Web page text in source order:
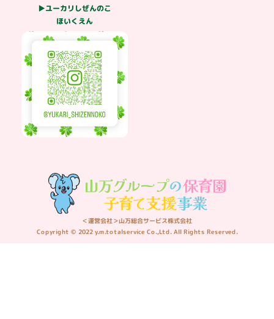
▶ユーカリしぜんのこ
ほいくえん
＜運営会社＞山万総合サービス株式会社
Copyright © 2022 y.m.totalservice Co.,Ltd. All Rights Reserved.